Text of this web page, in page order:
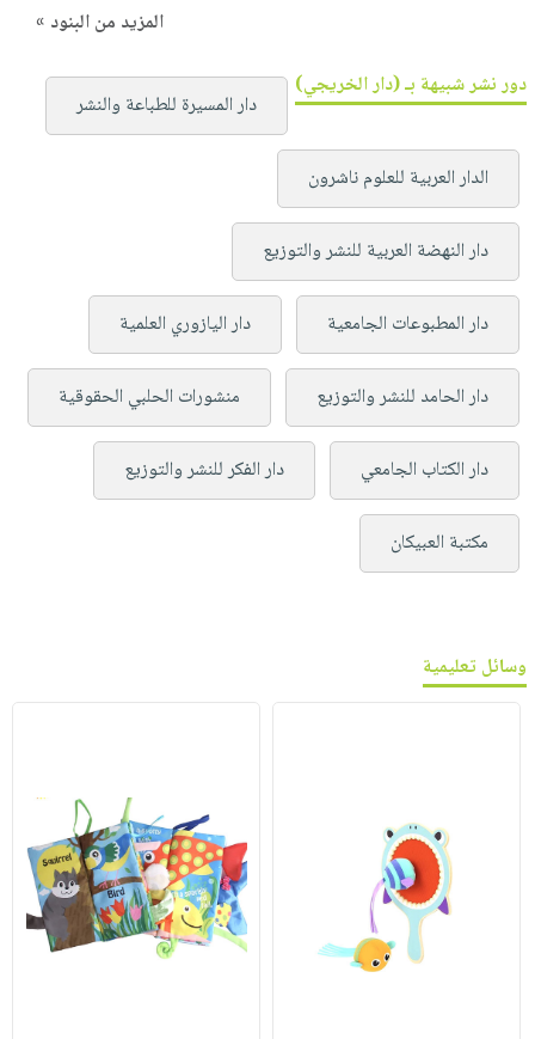
المزيد من البنود »
دور نشر شبيهة بـ (دار الخريجي)
دار المسيرة للطباعة والنشر
الدار العربية للعلوم ناشرون
دار النهضة العربية للنشر والتوزيع
دار المطبوعات الجامعية دار اليازوري العلمية
دار الحامد للنشر والتوزيع منشورات الحلبي الحقوقية
دار الكتاب الجامعي دار الفكر للنشر والتوزيع
مكتبة العبيكان
وسائل تعليمية